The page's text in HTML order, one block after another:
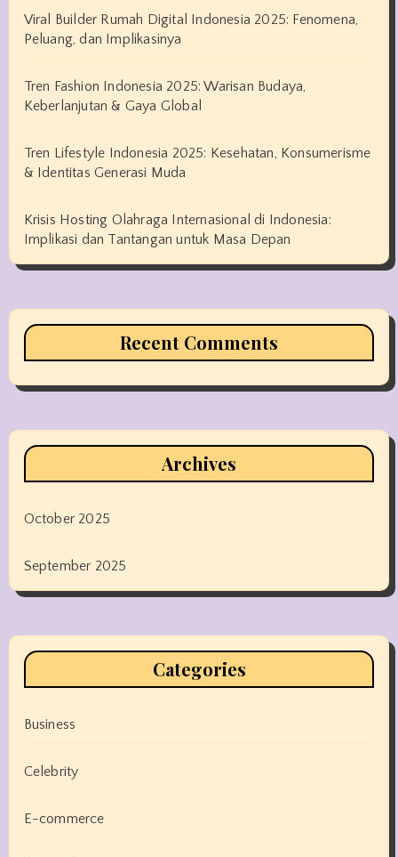
Viral Builder Rumah Digital Indonesia 2025: Fenomena,
Peluang, dan Implikasinya
Tren Fashion Indonesia 2025: Warisan Budaya,
Keberlanjutan & Gaya Global
Tren Lifestyle Indonesia 2025: Kesehatan, Konsumerisme
& Identitas Generasi Muda
Krisis Hosting Olahraga Internasional di Indonesia:
Implikasi dan Tantangan untuk Masa Depan
Recent Comments
Archives
October 2025
September 2025
Categories
Business
Celebrity
E-commerce